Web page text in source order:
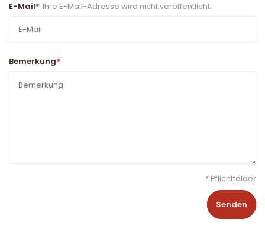
E-Mail* Ihre E-Mail-Adresse wird nicht veröffentlicht.
Bemerkung*
* Pflichtfelder
Senden